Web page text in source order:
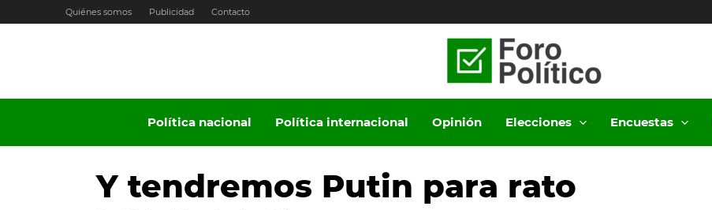
Quiénes somos Publicidad Contacto
Política nacional Política internacional Opinión Elecciones Encuestas
Y tendremos Putin para rato